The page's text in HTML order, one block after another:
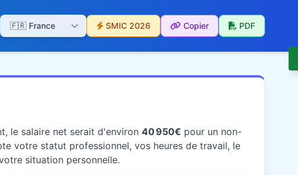
SMIC 2026 Copier PDF
le salaire net serait d'environ 40 950€ pour un non-
votre statut professionnel, vos heures de travail, le
situation personnelle.